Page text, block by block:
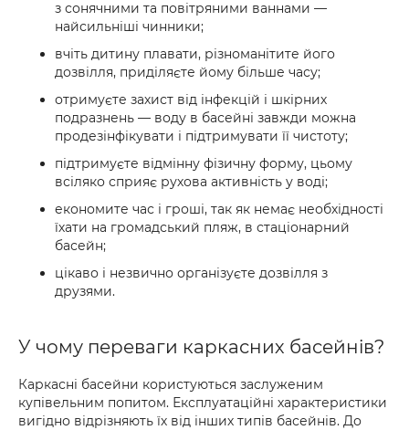
з сонячними та повітряними ваннами —
найсильніші чинники;
вчіть дитину плавати, різноманітите його
дозвілля, приділяєте йому більше часу;
отримуєте захист від інфекцій і шкірних
подразнень — воду в басейні завжди можна
продезінфікувати і підтримувати її чистоту;
підтримуєте відмінну фізичну форму, цьому
всіляко сприяє рухова активність у воді;
економите час і гроші, так як немає необхідності
їхати на громадський пляж, в стаціонарний
басейн;
цікаво і незвично організуєте дозвілля з
друзями.
У чому переваги каркасних басейнів?
Каркасні басейни користуються заслуженим
купівельним попитом. Експлуатаційні характеристики
вигідно відрізняють їх від інших типів басейнів. До